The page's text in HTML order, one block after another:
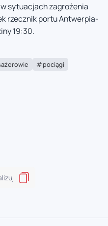
sytuacjach zagrożenia
rzecznik portu Antwerpia-
19:30.
pociągi